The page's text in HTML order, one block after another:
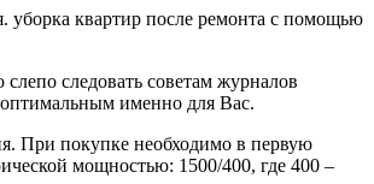
уборка квартир после ремонта с помощью
следовать советам журналов
оптимальным именно для Вас.
При покупке необходимо в первую
мощностью: 1500/400, где 400 –